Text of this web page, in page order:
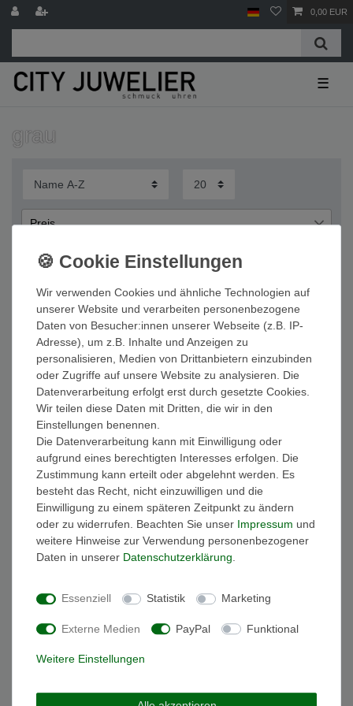
0,00 EUR
☰
grau
Preis
― €
Übernehmen
Wichtige Informationen
FAQ Funkuhren
Wasserdichtheit
Geschenkverpackung
Batterieentsorgung
Zahlung
Versand
Sicher und Bequem bezahlen
Schneller und sicherer Versand
Wir verwenden Cookies und ähnliche Technologien auf
unserer Website und verarbeiten personenbezogene
Daten von Besucher:innen unserer Webseite (z.B. IP-
Adresse), um z.B. Inhalte und Anzeigen zu
personalisieren, Medien von Drittanbietern einzubinden
oder Zugriffe auf unsere Website zu analysieren. Die
Datenverarbeitung erfolgt erst durch gesetzte Cookies.
Wir teilen diese Daten mit Dritten, die wir in den
Einstellungen benennen.
Die Datenverarbeitung kann mit Einwilligung oder
aufgrund eines berechtigten Interesses erfolgen. Die
Zustimmung kann erteilt oder abgelehnt werden. Es
besteht das Recht, nicht einzuwilligen und die
Einwilligung zu einem späteren Zeitpunkt zu ändern
oder zu widerrufen. Beachten Sie unser Impressum und
weitere Hinweise zur Verwendung personenbezogener
Daten in unserer Daten­schutz­erklärung
Essenziell Statistik Marketing
Externe Medien PayPal Funktional
Weitere Einstellungen